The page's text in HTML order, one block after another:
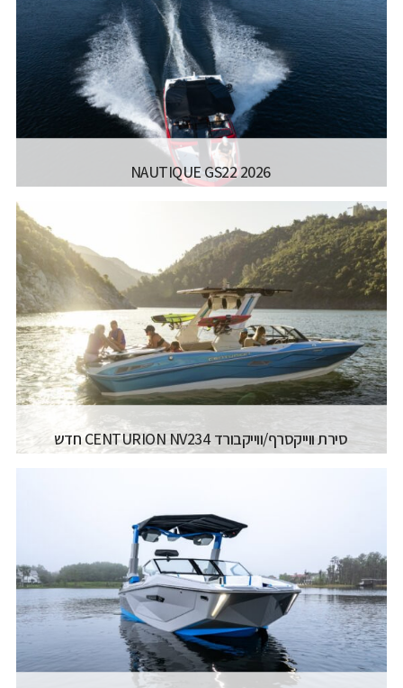
NAUTIQUE GS22 2026
יצרן ודגם:
רישיון משיט:
רישיון עוצמה ב' (משיט 13)
אורך כללי:
7.24FT / 7.49M
רוחב כללי:
100FT / 2.54M
PCM 400-475 HP
קרא עוד...
סירת ווייקסרף/ווייקבורד CENTURION NV234 חדש
CENTURION - NV 234
רישיון עוצמה ב' (משיט 13)
אורך כללי:
7.39M
רוחב כללי:
2.6M
קרא עוד...